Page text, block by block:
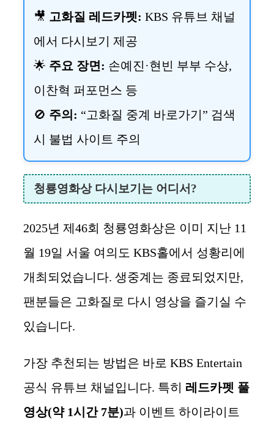
🎥 고화질 레드카펫: KBS 유튜브 채널
에서 다시보기 제공
🌟 주요 장면: 손예진·현빈 부부 수상,
이찬혁 퍼포먼스 등
🚫 주의: “고화질 중계 바로가기” 검색
시 불법 사이트 주의
청룡영화상 다시보기는 어디서?
2025년 제46회 청룡영화상은 이미 지난 11
월 19일 서울 여의도 KBS홀에서 성황리에
개최되었습니다. 생중계는 종료되었지만,
팬분들은 고화질로 다시 영상을 즐기실 수
있습니다.
가장 추천되는 방법은 바로 KBS Entertain
공식 유튜브 채널입니다. 특히 레드카펫 풀
영상(약 1시간 7분)과 이벤트 하이라이트